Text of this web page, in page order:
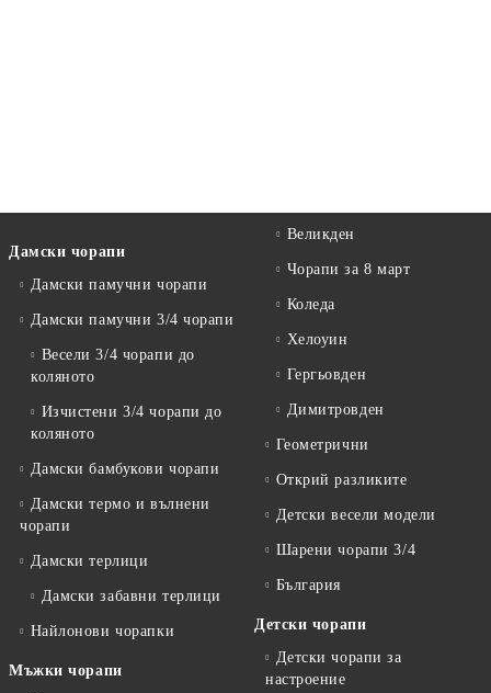
Дамски чорапи
Дамски памучни чорапи
Дамски памучни 3/4 чорапи
Весели 3/4 чорапи до
коляното
Изчистени 3/4 чорапи до
коляното
Дамски бамбукови чорапи
Дамски термо и вълнени
чорапи
Дамски терлици
Дамски забавни терлици
Найлонови чорапки
Мъжки чорапи
Великден
Чорапи за 8 март
Коледа
Хелоуин
Гергьовден
Димитровден
Геометрични
Открий разликите
Детски весели модели
Шарени чорапи 3/4
България
Детски чорапи
Детски чорапи за
настроение